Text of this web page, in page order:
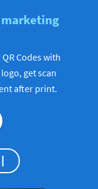
marketing
Codes with
get scan
after print.